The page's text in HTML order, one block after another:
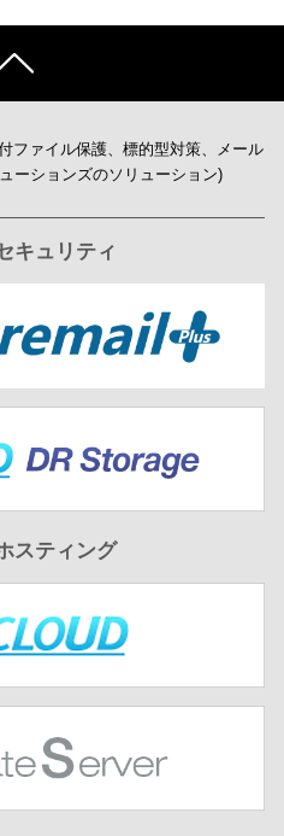
ファイル保護、標的型対策、メール
ーションズのソリューション)
キュリティ
スティング